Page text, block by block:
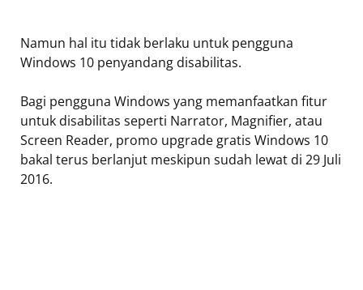
Namun hal itu tidak berlaku untuk pengguna
Windows 10 penyandang disabilitas.
Bagi pengguna Windows yang memanfaatkan fitur
untuk disabilitas seperti Narrator, Magnifier, atau
Screen Reader, promo upgrade gratis Windows 10
bakal terus berlanjut meskipun sudah lewat di 29 Juli
2016.